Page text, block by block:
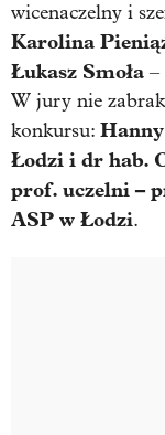
wicenaczelny i
Karolina
Łukasz Smoła –
W jury nie
konkursu:
Łodzi i dr hab.
prof. uczelni –
ASP w Łodzi.